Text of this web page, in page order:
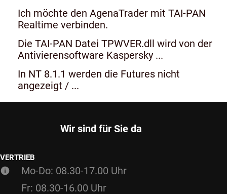
Ich möchte den AgenaTrader mit TAI-PAN
Realtime verbinden.
Die TAI-PAN Datei TPWVER.dll wird von der
Antivierensoftware Kaspersky ...
In NT 8.1.1 werden die Futures nicht
angezeigt / ...
Wir sind für Sie da
VERTRIEB
Mo-Do: 08.30-17.00 Uhr
Fr: 08.30-16.00 Uhr